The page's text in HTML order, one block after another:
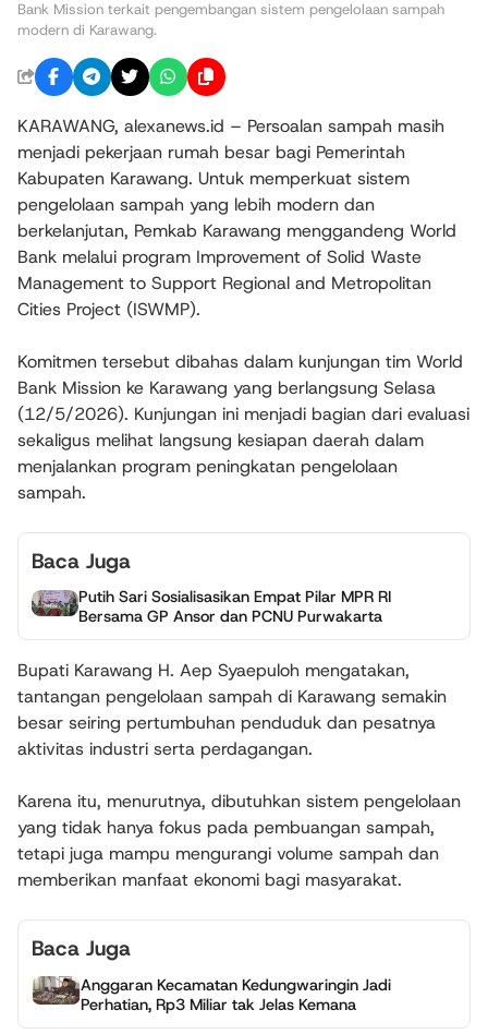
Bank Mission terkait pengembangan sistem pengelolaan sampah
modern di Karawang.
KARAWANG, alexanews.id – Persoalan sampah masih
menjadi pekerjaan rumah besar bagi Pemerintah
Kabupaten Karawang. Untuk memperkuat sistem
pengelolaan sampah yang lebih modern dan
berkelanjutan, Pemkab Karawang menggandeng World
Bank melalui program Improvement of Solid Waste
Management to Support Regional and Metropolitan
Cities Project (ISWMP).
Komitmen tersebut dibahas dalam kunjungan tim World
Bank Mission ke Karawang yang berlangsung Selasa
(12/5/2026). Kunjungan ini menjadi bagian dari evaluasi
sekaligus melihat langsung kesiapan daerah dalam
menjalankan program peningkatan pengelolaan
sampah.
Baca Juga
Putih Sari Sosialisasikan Empat Pilar MPR RI
Bersama GP Ansor dan PCNU Purwakarta
Bupati Karawang H. Aep Syaepuloh mengatakan,
tantangan pengelolaan sampah di Karawang semakin
besar seiring pertumbuhan penduduk dan pesatnya
aktivitas industri serta perdagangan.
Karena itu, menurutnya, dibutuhkan sistem pengelolaan
yang tidak hanya fokus pada pembuangan sampah,
tetapi juga mampu mengurangi volume sampah dan
memberikan manfaat ekonomi bagi masyarakat.
Baca Juga
Anggaran Kecamatan Kedungwaringin Jadi
Perhatian, Rp3 Miliar tak Jelas Kemana